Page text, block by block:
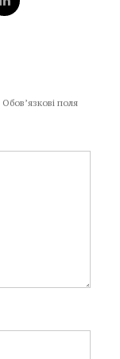
Обов’язкові поля